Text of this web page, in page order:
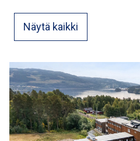
Näytä kaikki